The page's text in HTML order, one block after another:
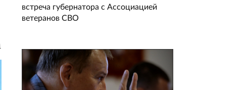
встреча губернатора с Ассоциацией
ветеранов СВО